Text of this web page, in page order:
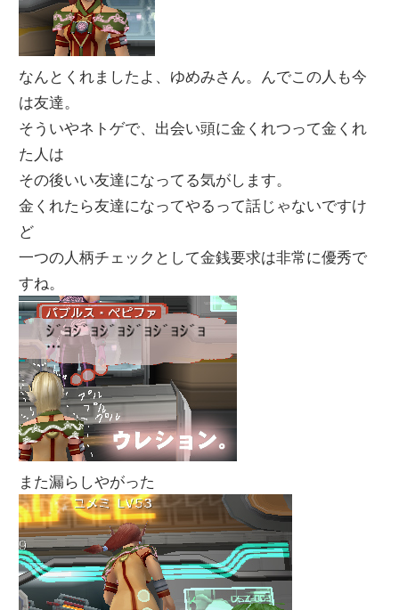
なんとくれましたよ、ゆめみさん。んでこの人も今
は友達。
そういやネトゲで、出会い頭に金くれつって金くれ
た人は
その後いい友達になってる気がします。
金くれたら友達になってやるって話じゃないですけ
ど
一つの人柄チェックとして金銭要求は非常に優秀で
すね。
また漏らしやがった